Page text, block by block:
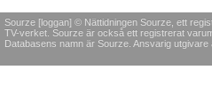
Sourze [loggan] © Nättidningen Sourze, ett
TV-verket. Sourze är också ett registrerat
Databasens namn är Sourze. Ansvarig utgivare